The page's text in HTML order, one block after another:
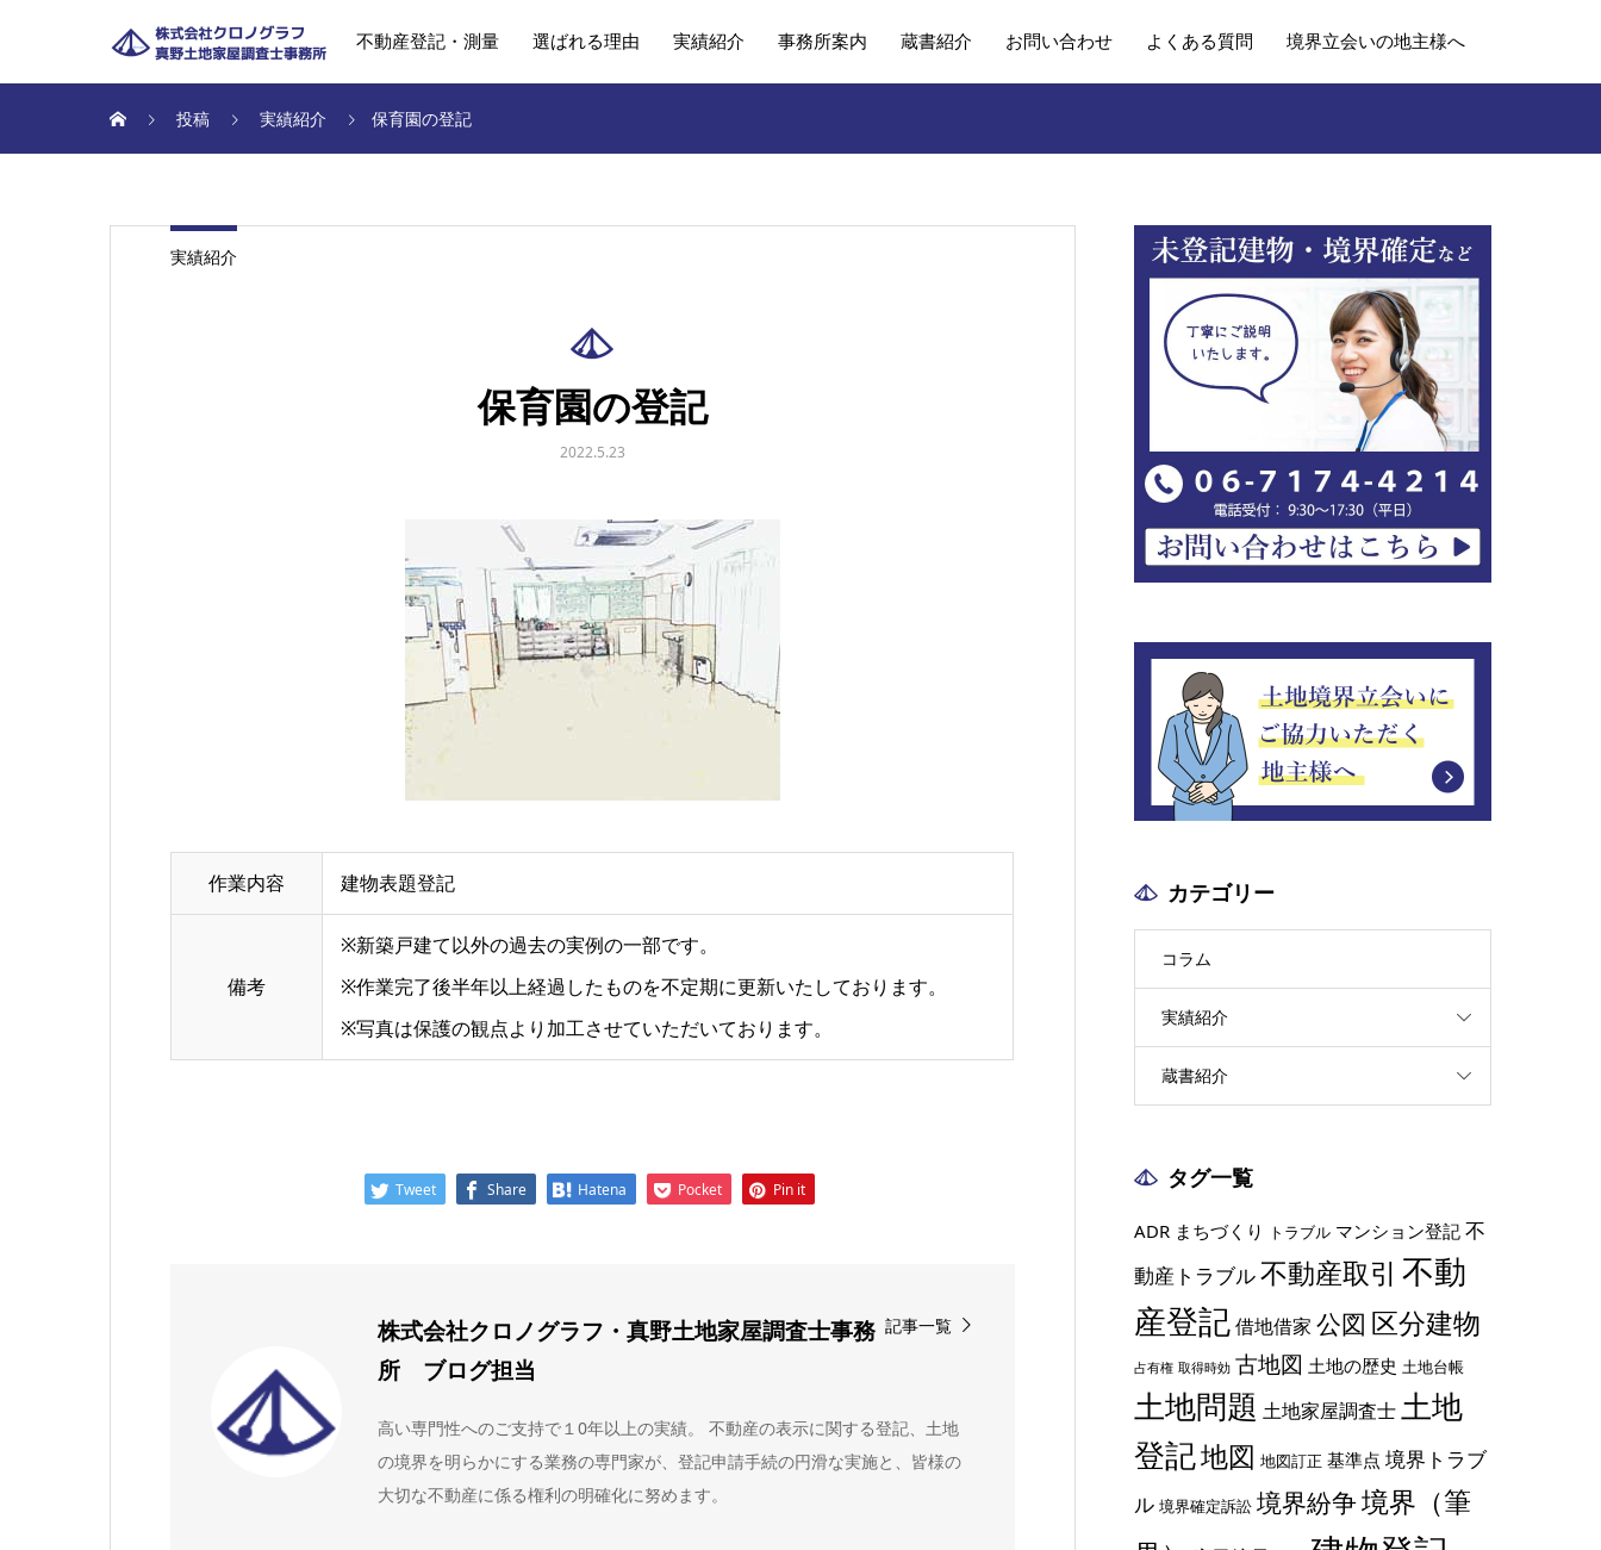
不動産登記・測量 選ばれる理由 実績紹介 事務所案内 蔵書紹介 お問い合わせ よくある質問 境界立会いの地主様へ
投稿 実績紹介 保育園の登記
実績紹介
保育園の登記
2022.5.23
作業内容 建物表題登記
備考
※新築戸建て以外の過去の実例の一部です。
※作業完了後半年以上経過したものを不定期に更新いたしております。
※写真は保護の観点より加工させていただいております。
Tweet Share Hatena Pocket Pin it
記事一覧
株式会社クロノグラフ・真野土地家屋調査士事務
所 ブログ担当
高い専門性へのご支持で１0年以上の実績。 不動産の表示に関する登記、土地
の境界を明らかにする業務の専門家が、登記申請手続の円滑な実施と、皆様の
大切な不動産に係る権利の明確化に努めます。
カテゴリー
コラム
実績紹介
蔵書紹介
タグ一覧
ADR まちづくり トラブル マンション登記 不
動産トラブル不動産取引 不動
産登記借地借家 公図 区分建物
占有権 取得時効 古地図 土地の歴史 土地台帳
土地問題 土地家屋調査士土地
登記地図 地図訂正 基準点 境界トラブ
ル 境界確定訴訟 境界紛争境界（筆